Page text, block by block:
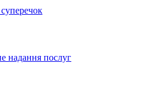
надання послуг